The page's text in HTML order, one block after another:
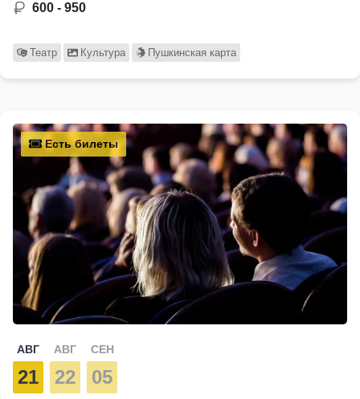
600 - 950
Театр Культура Пушкинская карта
Есть билеты
АВГ
21
АВГ
22
СЕН
05